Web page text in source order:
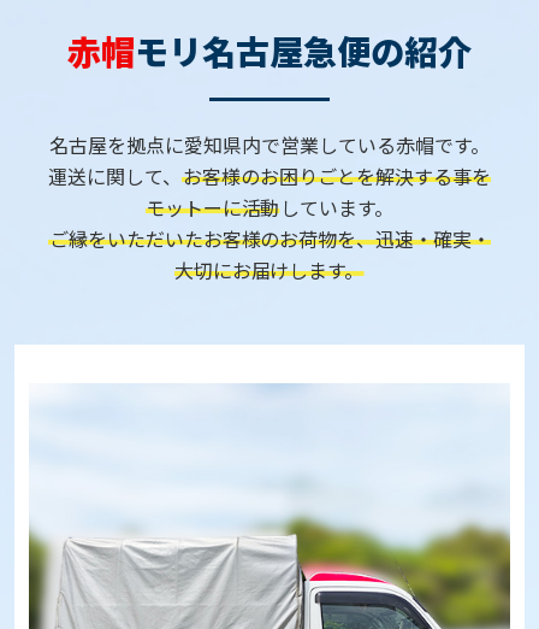
赤帽モリ名古屋急便の紹介
名古屋を拠点に愛知県内で営業している赤帽です。
運送に関して、お客様のお困りごとを解決する事を
モットーに活動しています。
ご縁をいただいたお客様のお荷物を、迅速・確実・
大切にお届けします。